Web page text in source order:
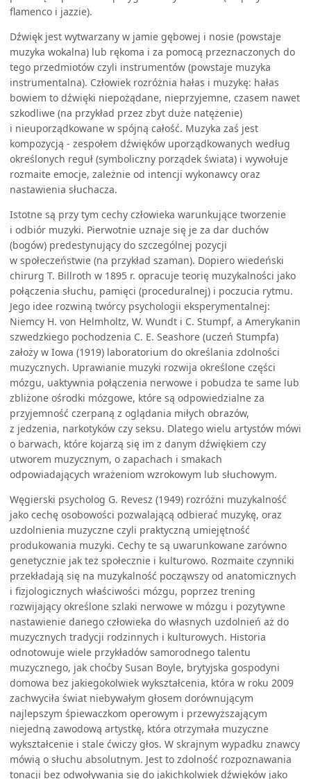
flamenco i jazzie).
Dźwięk jest wytwarzany w jamie gębowej i nosie (powstaje
muzyka wokalna) lub rękoma i za pomocą przeznaczonych do
tego przedmiotów czyli instrumentów (powstaje muzyka
instrumentalna). Człowiek rozróżnia hałas i muzykę: hałas
bowiem to dźwięki niepożądane, nieprzyjemne, czasem nawet
szkodliwe (na przykład przez zbyt duże natężenie)
i nieuporządkowane w spójną całość. Muzyka zaś jest
kompozycją - zespołem dźwięków uporządkowanych według
określonych reguł (symboliczny porządek świata) i wywołuje
rozmaite emocje, zależnie od intencji wykonawcy oraz
nastawienia słuchacza.
Istotne są przy tym cechy człowieka warunkujące tworzenie
i odbiór muzyki. Pierwotnie uznaje się je za dar duchów
(bogów) predestynujący do szczególnej pozycji
w społeczeństwie (na przykład szaman). Dopiero wiedeński
chirurg T. Billroth w 1895 r. opracuje teorię muzykalności jako
połączenia słuchu, pamięci (proceduralnej) i poczucia rytmu.
Jego idee rozwiną twórcy psychologii eksperymentalnej:
Niemcy H. von Helmholtz, W. Wundt i C. Stumpf, a Amerykanin
szwedzkiego pochodzenia C. E. Seashore (uczeń Stumpfa)
założy w Iowa (1919) laboratorium do określania zdolności
muzycznych. Uprawianie muzyki rozwija określone części
mózgu, uaktywnia połączenia nerwowe i pobudza te same lub
zbliżone ośrodki mózgowe, które są odpowiedzialne za
przyjemność czerpaną z oglądania miłych obrazów,
z jedzenia, narkotyków czy seksu. Dlatego wielu artystów mówi
o barwach, które kojarzą się im z danym dźwiękiem czy
utworem muzycznym, o zapachach i smakach
odpowiadających wrażeniom wzrokowym lub słuchowym.
Węgierski psycholog G. Revesz (1949) rozróżni muzykalność
jako cechę osobowości pozwalającą odbierać muzykę, oraz
uzdolnienia muzyczne czyli praktyczną umiejętność
produkowania muzyki. Cechy te są uwarunkowane zarówno
genetycznie jak też społecznie i kulturowo. Rozmaite czynniki
przekładają się na muzykalność począwszy od anatomicznych
i fizjologicznych właściwości mózgu, poprzez trening
rozwijający określone szlaki nerwowe w mózgu i pozytywne
nastawienie danego człowieka do własnych uzdolnień aż do
muzycznych tradycji rodzinnych i kulturowych. Historia
odnotowuje wiele przykładów samorodnego talentu
muzycznego, jak choćby Susan Boyle, brytyjska gospodyni
domowa bez jakiegokolwiek wykształcenia, która w roku 2009
zachwyciła świat niebywałym głosem dorównującym
najlepszym śpiewaczkom operowym i przewyższającym
niejedną zawodową artystkę, która otrzymała muzyczne
wykształcenie i stale ćwiczy głos. W skrajnym wypadku znawcy
mówią o słuchu absolutnym. Jest to zdolność rozpoznawania
tonacji bez odwoływania się do jakichkolwiek dźwięków jako